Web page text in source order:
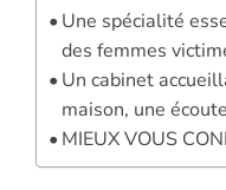
Une spécialité
des femmes
Un cabinet
maison, une écoute
MIEUX VOUS